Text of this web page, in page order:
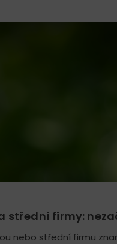
střední firmy:
nebo střední firmu